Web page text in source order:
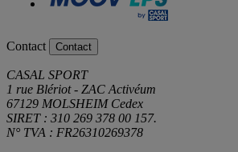
Contact Contact
CASAL SPORT
1 rue Blériot - ZAC Activéum
67129 MOLSHEIM Cedex
SIRET : 310 269 378 00 157.
N° TVA : FR26310269378